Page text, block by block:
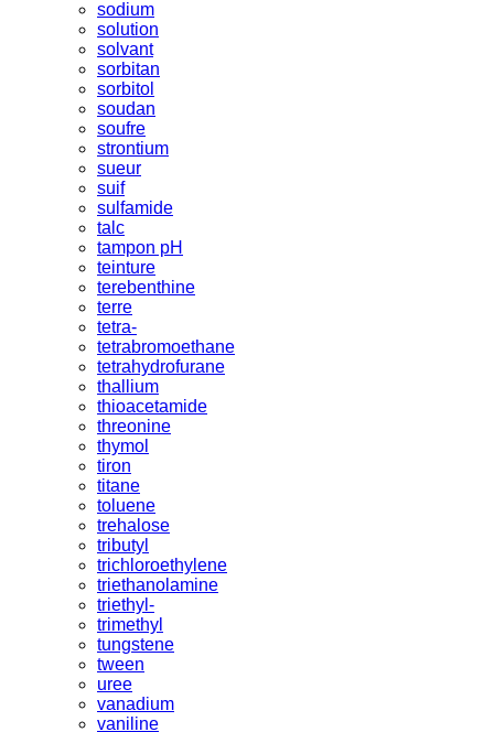
sodium
solution
solvant
sorbitan
sorbitol
soudan
soufre
strontium
sueur
suif
sulfamide
talc
tampon pH
teinture
terebenthine
terre
tetra-
tetrabromoethane
tetrahydrofurane
thallium
thioacetamide
threonine
thymol
tiron
titane
toluene
trehalose
tributyl
trichloroethylene
triethanolamine
triethyl-
trimethyl
tungstene
tween
uree
vanadium
vaniline